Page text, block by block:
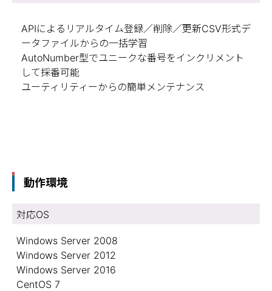
APIによるリアルタイム登録／削除／更新CSV形式デ
ータファイルからの一括学習
AutoNumber型でユニークな番号をインクリメント
して採番可能
ユーティリティーからの簡単メンテナンス
動作環境
対応OS
Windows Server 2008
Windows Server 2012
Windows Server 2016
CentOS 7